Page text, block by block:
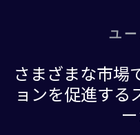
ユ
さまざまな市場
ョンを促進する